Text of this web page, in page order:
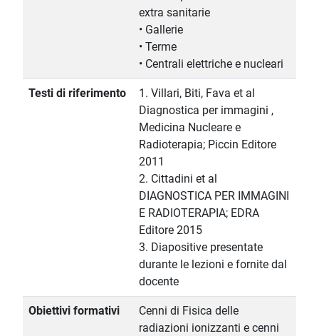
extra sanitarie
• Gallerie
• Terme
• Centrali elettriche e nucleari
Testi di riferimento
1. Villari, Biti, Fava et al
Diagnostica per immagini ,
Medicina Nucleare e
Radioterapia; Piccin Editore
2011
2. Cittadini et al
DIAGNOSTICA PER IMMAGINI
E RADIOTERAPIA; EDRA
Editore 2015
3. Diapositive presentate
durante le lezioni e fornite dal
docente
Obiettivi formativi
Cenni di Fisica delle
radiazioni ionizzanti e cenni